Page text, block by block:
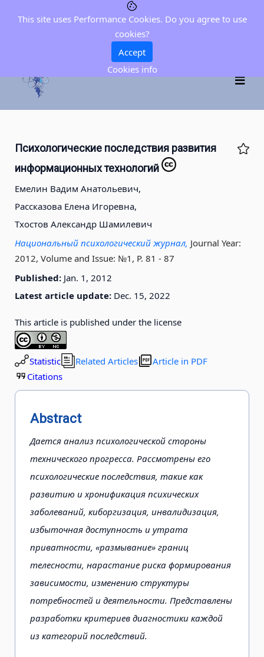
Психологические последствия развития
информационных технологий
Емелин Вадим Анатольевич,
Рассказова Елена Игоревна,
Тхостов Александр Шамилевич
Национальный психологический журнал, Journal Year:
2012, Volume and Issue: №1, P. 81 - 87
Published: Jan. 1, 2012
Latest article update: Dec. 15, 2022
This article is published under the license
Statistic Related Articles
Article in PDF
Citations
Abstract
Дается анализ психологической стороны
технического прогресса. Рассмотрены его
психологические последствия, такие как
развитию и хронификация психических
заболеваний, киборгизация, инвалидизация,
избыточная доступность и утрата
приватности, «размывание» границ
телесности, нарастание риска формирования
зависимости, изменению структуры
потребностей и деятельности. Представлены
разработки критериев диагностики каждой
из категорий последствий.
This site uses Performance Cookies. Do you agree to use
cookies?
Accept
Cookies info